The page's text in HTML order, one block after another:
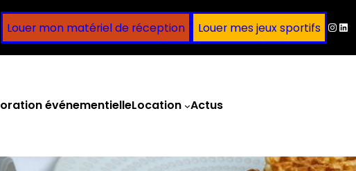
Louer mon matériel de réception Louer mes jeux sportifs
événementielleLocation Actus